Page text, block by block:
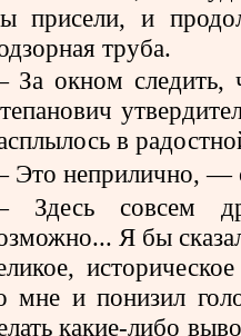
присели, и
труба.
окном следить,
в
неприлично, —
Здесь совсем
Я бы
мне и понизил
какие-либо